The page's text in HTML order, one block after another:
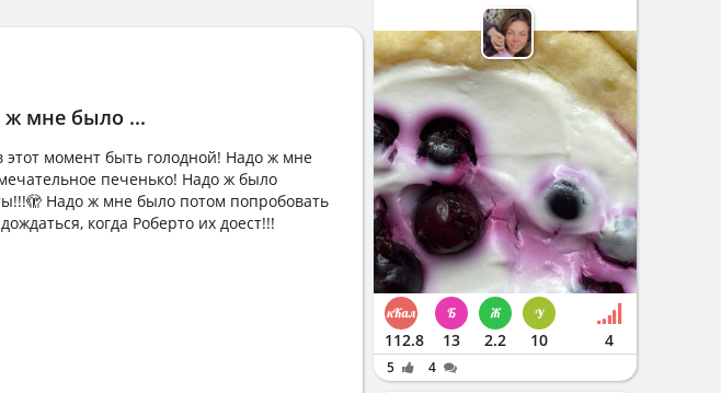
ж мне было ...
момент быть голодной! Надо ж мне
печенько! Надо ж было
Надо ж мне было потом попробовать
когда Роберто их доест!!!
112.8 13 2.2 10 4
5 4